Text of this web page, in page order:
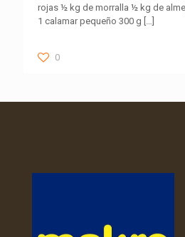
rojas ½ kg de morralla ½ kg de
1 calamar pequeño 300 g […]
0